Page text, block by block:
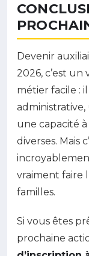
Devenir
2026, c’est un
métier facile :
une capacité à
diverses. Mais
vraiment faire
familles.
Si vous êtes
prochaine